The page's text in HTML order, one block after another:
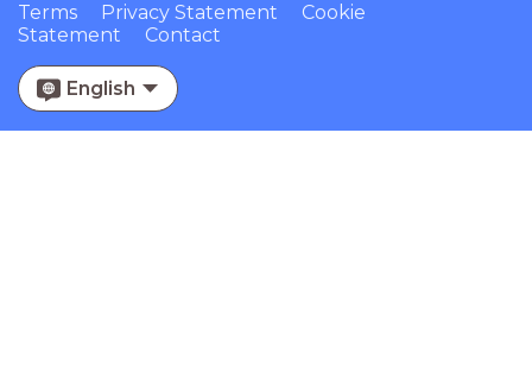
Terms Privacy Statement
Cookie
Statement
Contact
English